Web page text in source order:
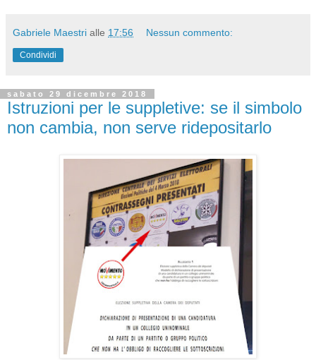
Gabriele Maestri alle 17:56 Nessun commento:
Condividi
sabato 29 dicembre 2018
Istruzioni per le suppletive: se il simbolo
non cambia, non serve ridepositarlo